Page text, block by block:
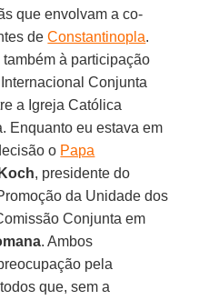
que envolvam a co-
deConstantinopla.
à participação
Conjunta
a Igreja Católica
Enquanto eu estava em
o Papa
, presidente do
da Unidade dos
Conjunta em
. Ambos
pela
que, sem a